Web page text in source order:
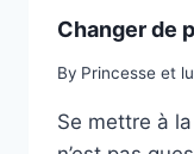
Changer de
By Princesse et
Se mettre à la